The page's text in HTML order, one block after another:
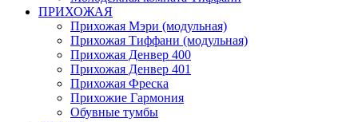
ПРИХОЖАЯ
Прихожая Мэри (модульная)
Прихожая Тиффани (модульная)
Прихожая Денвер 400
Прихожая Денвер 401
Прихожая Фреска
Прихожие Гармония
Обувные тумбы